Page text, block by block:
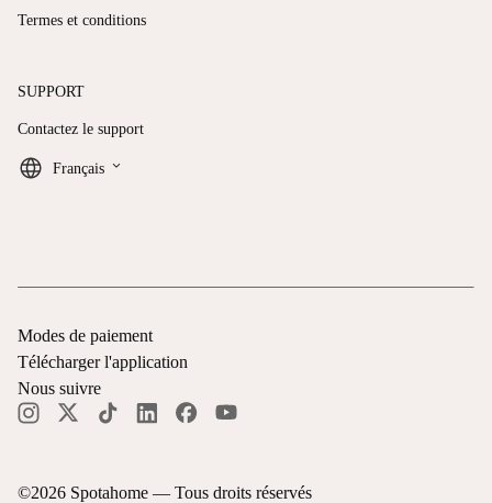
Termes et conditions
SUPPORT
Contactez le support
Français keyboard_arrow_down
©2026 Spotahome — Tous droits réservés
Modes de paiement
Télécharger l'application
Nous suivre